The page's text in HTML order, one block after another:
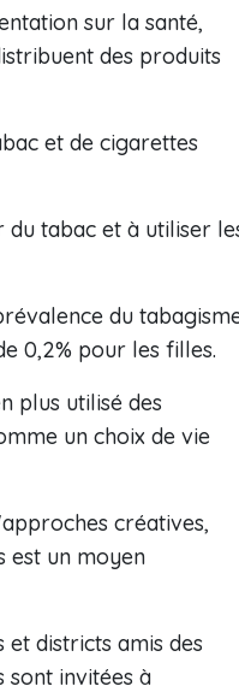
sur la santé,
des produits
et de cigarettes
tabac et à utiliser
du
0,2% pour les filles.
plus utilisé des
un choix de vie
créatives,
est un moyen
districts amis des
sont invitées à